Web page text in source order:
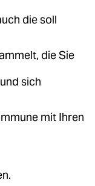
die soll
die Sie
sich
mit Ihren